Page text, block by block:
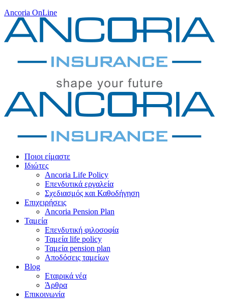
Ancoria OnLine
Ποιοι είμαστε
Ιδιώτες
Ancoria Life Policy
Επενδυτικά εργαλεία
Σχεδιασμός και Καθοδήγηση
Επιχειρήσεις
Ancoria Pension Plan
Ταμεία
Επενδυτική φιλοσοφία
Ταμεία life policy
Ταμεία pension plan
Αποδόσεις ταμείων
Blog
Εταιρικά νέα
Άρθρα
Επικοινωνία